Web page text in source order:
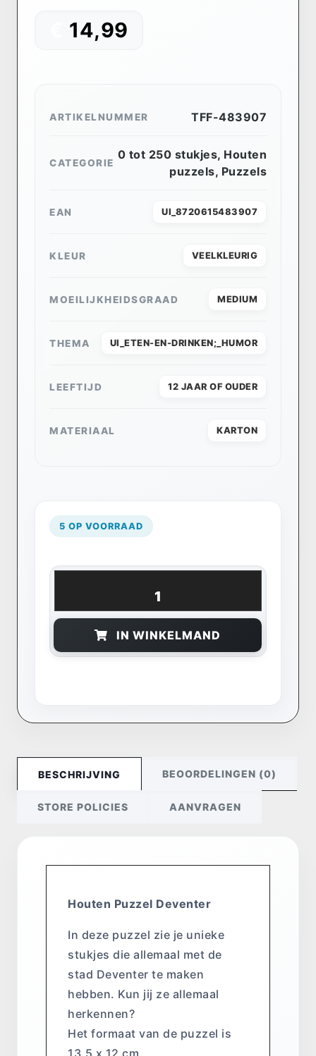
14,99
ARTIKELNUMMER TFF-483907
CATEGORIE
0 tot 250 stukjes, Houten
puzzels, Puzzels
EAN UI_8720615483907
KLEUR VEELKLEURIG
MOEILIJKHEIDSGRAAD MEDIUM
THEMA UI_ETEN-EN-DRINKEN;_HUMOR
LEEFTIJD 12 JAAR OF OUDER
MATERIAAL KARTON
5 OP VOORRAAD
IN WINKELMAND
BESCHRIJVING BEOORDELINGEN (0)
STORE POLICIES AANVRAGEN
Houten Puzzel Deventer
In deze puzzel zie je unieke
stukjes die allemaal met de
stad Deventer te maken
hebben. Kun jij ze allemaal
herkennen?
Het formaat van de puzzel is
13,5 x 12 cm